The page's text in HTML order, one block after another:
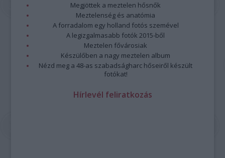
Megjöttek a meztelen hősnők
Meztelenség és anatómia
A forradalom egy holland fotós szemével
A legizgalmasabb fotók 2015-ből
Meztelen fővárosiak
Készülőben a nagy meztelen album
Nézd meg a 48-as szabadságharc hőseiről készült
fotókat!
Hírlevél feliratkozás